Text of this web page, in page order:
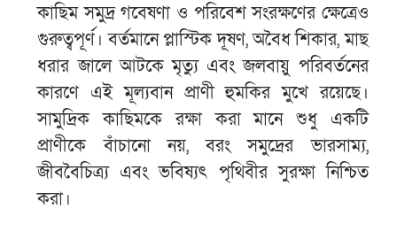
কাছিম সমুদ্র গবেষণা ও পরিবেশ সংরক্ষণের ক্ষেত্রেও
গুরুত্বপূর্ণ। বর্তমানে প্লাস্টিক দূষণ, অবৈধ শিকার, মাছ
ধরার জালে আটকে মৃত্যু এবং জলবায়ু পরিবর্তনের
কারণে এই মূল্যবান প্রাণী হুমকির মুখে রয়েছে।
সামুদ্রিক কাছিমকে রক্ষা করা মানে শুধু একটি
প্রাণীকে বাঁচানো নয়, বরং সমুদ্রের ভারসাম্য,
জীববৈচিত্র্য এবং ভবিষ্যৎ পৃথিবীর সুরক্ষা নিশ্চিত
করা।